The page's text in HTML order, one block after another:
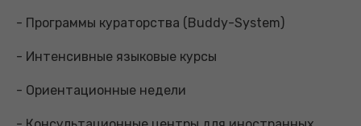
- Программы кураторства (Buddy-System)
- Интенсивные языковые курсы
- Ориентационные недели